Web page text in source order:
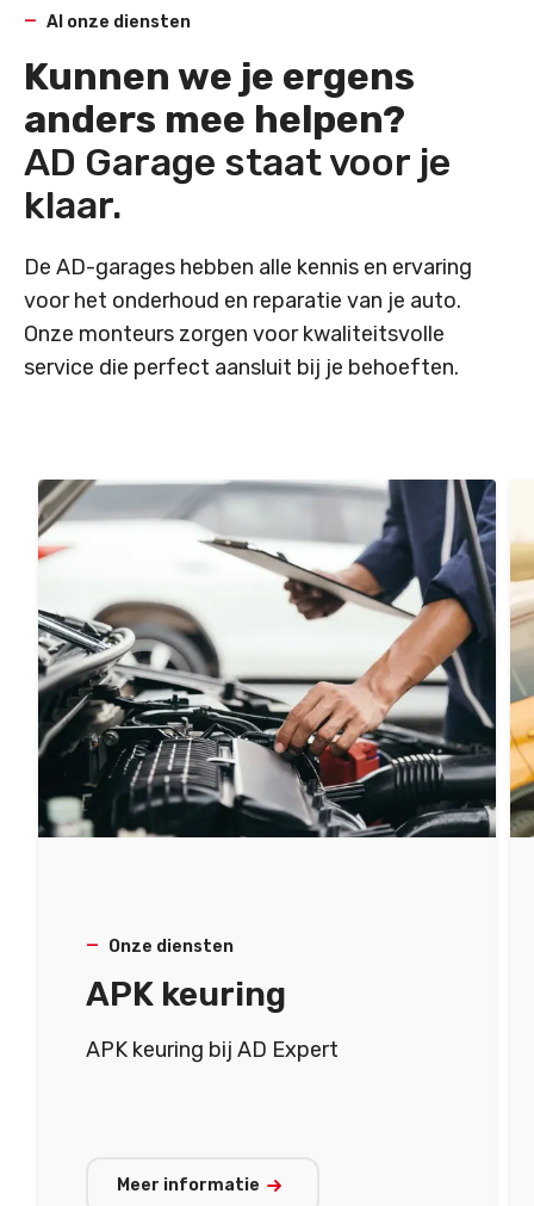
Al onze diensten
Kunnen we je ergens
anders mee helpen?
AD Garage staat voor je
klaar.
De AD-garages hebben alle kennis en ervaring
voor het onderhoud en reparatie van je auto.
Onze monteurs zorgen voor kwaliteitsvolle
service die perfect aansluit bij je behoeften.
Onze diensten
APK keuring
APK keuring bij AD Expert
Meer informatie